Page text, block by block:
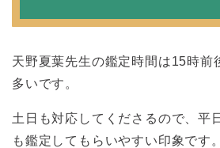
天野夏葉先生の鑑定時間は15時前
多いです。
土日も対応してくださるので、平
も鑑定してもらいやすい印象です。